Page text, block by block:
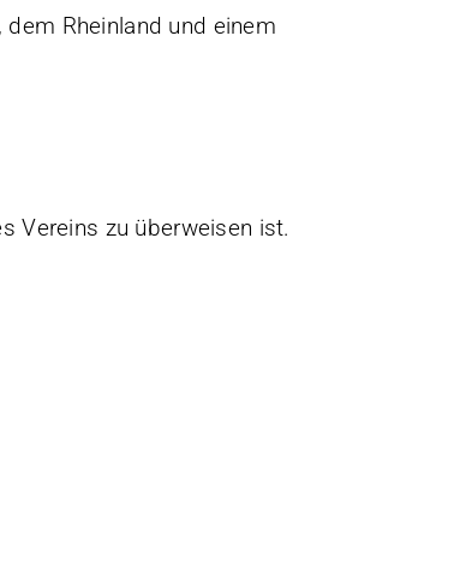
Rheinland und einem
Vereins zu überweisen ist.